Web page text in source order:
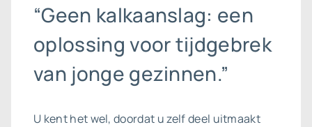
“Geen kalkaanslag: een
oplossing voor tijdgebrek
van jonge gezinnen.”
U kent het wel, doordat u zelf deel uitmaakt